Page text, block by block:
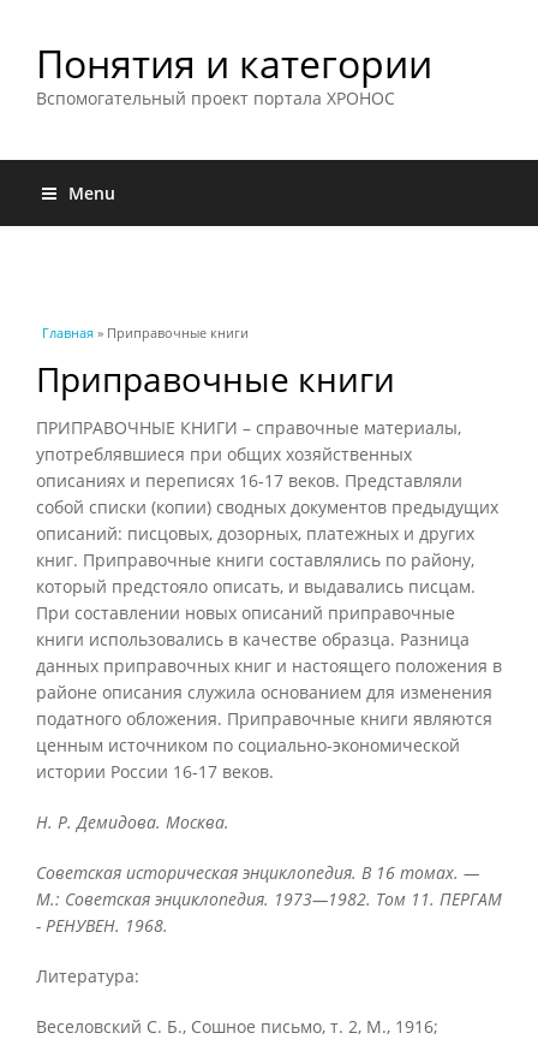
Понятия и категории
Вспомогательный проект портала ХРОНОС
Menu
Вы здесь
Главная » Приправочные книги
Приправочные книги
ПРИПРАВОЧНЫЕ КНИГИ – справочные материалы,
употреблявшиеся при общих хозяйственных
описаниях и переписях 16-17 веков. Представляли
собой списки (копии) сводных документов предыдущих
описаний: писцовых, дозорных, платежных и других
книг. Приправочные книги составлялись по району,
который предстояло описать, и выдавались писцам.
При составлении новых описаний приправочные
книги использовались в качестве образца. Разница
данных приправочных книг и настоящего положения в
районе описания служила основанием для изменения
податного обложения. Приправочные книги являются
ценным источником по социально-экономической
истории России 16-17 веков.
Н. P. Демидова. Москва.
Советская историческая энциклопедия. В 16 томах. —
М.: Советская энциклопедия. 1973—1982. Том 11. ПЕРГАМ
- РЕНУВЕН. 1968.
Литература:
Веселовский С. Б., Сошное письмо, т. 2, М., 1916;